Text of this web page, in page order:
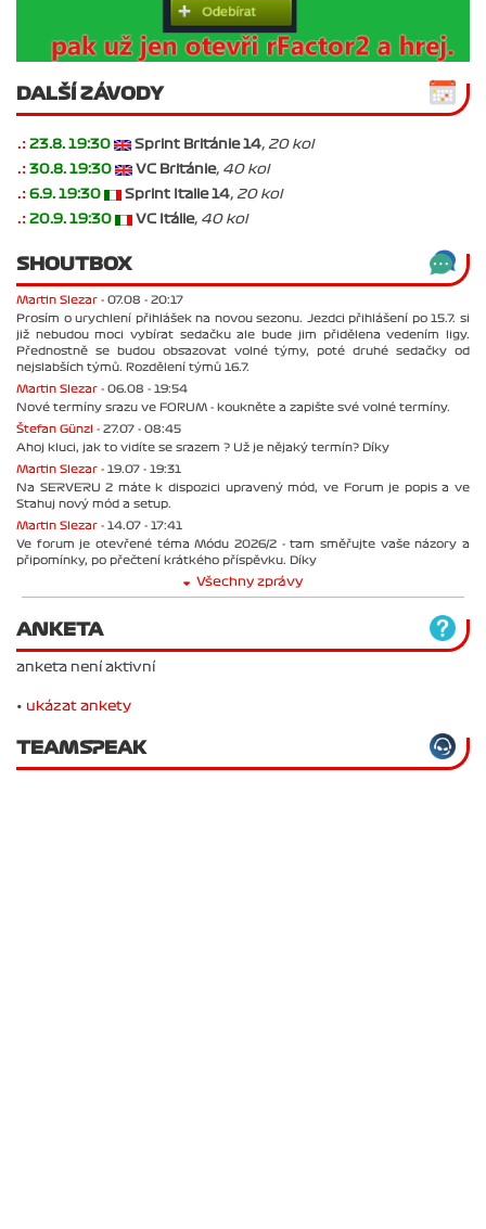
DALŠÍ ZÁVODY
.: 23.8. 19:30 Sprint Británie 14, 20 kol
.: 30.8. 19:30 VC Británie, 40 kol
.: 6.9. 19:30 Sprint Italie 14, 20 kol
.: 20.9. 19:30 VC Itálie, 40 kol
SHOUTBOX
Martin Slezar - 07.08 - 20:17
Prosím o urychlení přihlášek na novou sezonu. Jezdci přihlášení po 15.7. si
již nebudou moci vybírat sedačku ale bude jim přidělena vedením ligy.
Přednostně se budou obsazovat volné týmy, poté druhé sedačky od
nejslabších týmů. Rozdělení týmů 16.7.
Martin Slezar - 06.08 - 19:54
Nové termíny srazu ve FORUM - koukněte a zapište své volné termíny.
Štefan Günzl - 27.07 - 08:45
Ahoj kluci, jak to vidíte se srazem ? Už je nějaký termín? Díky
Martin Slezar - 19.07 - 19:31
Na SERVERU 2 máte k dispozici upravený mód, ve Forum je popis a ve
Stahuj nový mód a setup.
Martin Slezar - 14.07 - 17:41
Ve forum je otevřené téma Módu 2026/2 - tam směřujte vaše názory a
připomínky, po přečtení krátkého příspěvku. Díky
Všechny zprávy
ANKETA
anketa není aktivní
• ukázat ankety
TEAMSPEAK